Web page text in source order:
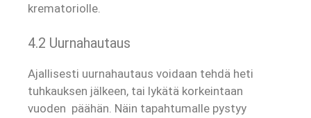
krematoriolle.
4.2 Uurnahautaus
Ajallisesti uurnahautaus voidaan tehdä heti
tuhkauksen jälkeen, tai lykätä korkeintaan
vuoden päähän. Näin tapahtumalle pystyy